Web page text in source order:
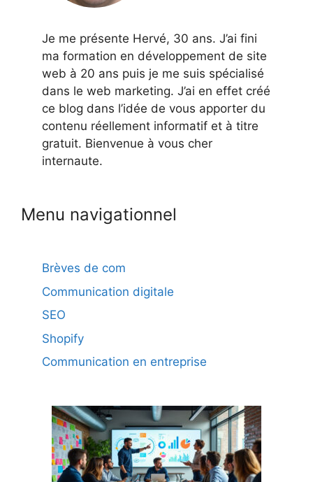
Je me présente Hervé, 30 ans. J’ai fini
ma formation en développement de site
web à 20 ans puis je me suis spécialisé
dans le web marketing. J’ai en effet créé
ce blog dans l’idée de vous apporter du
contenu réellement informatif et à titre
gratuit. Bienvenue à vous cher
internaute.
Menu navigationnel
Brèves de com
Communication digitale
SEO
Shopify
Communication en entreprise